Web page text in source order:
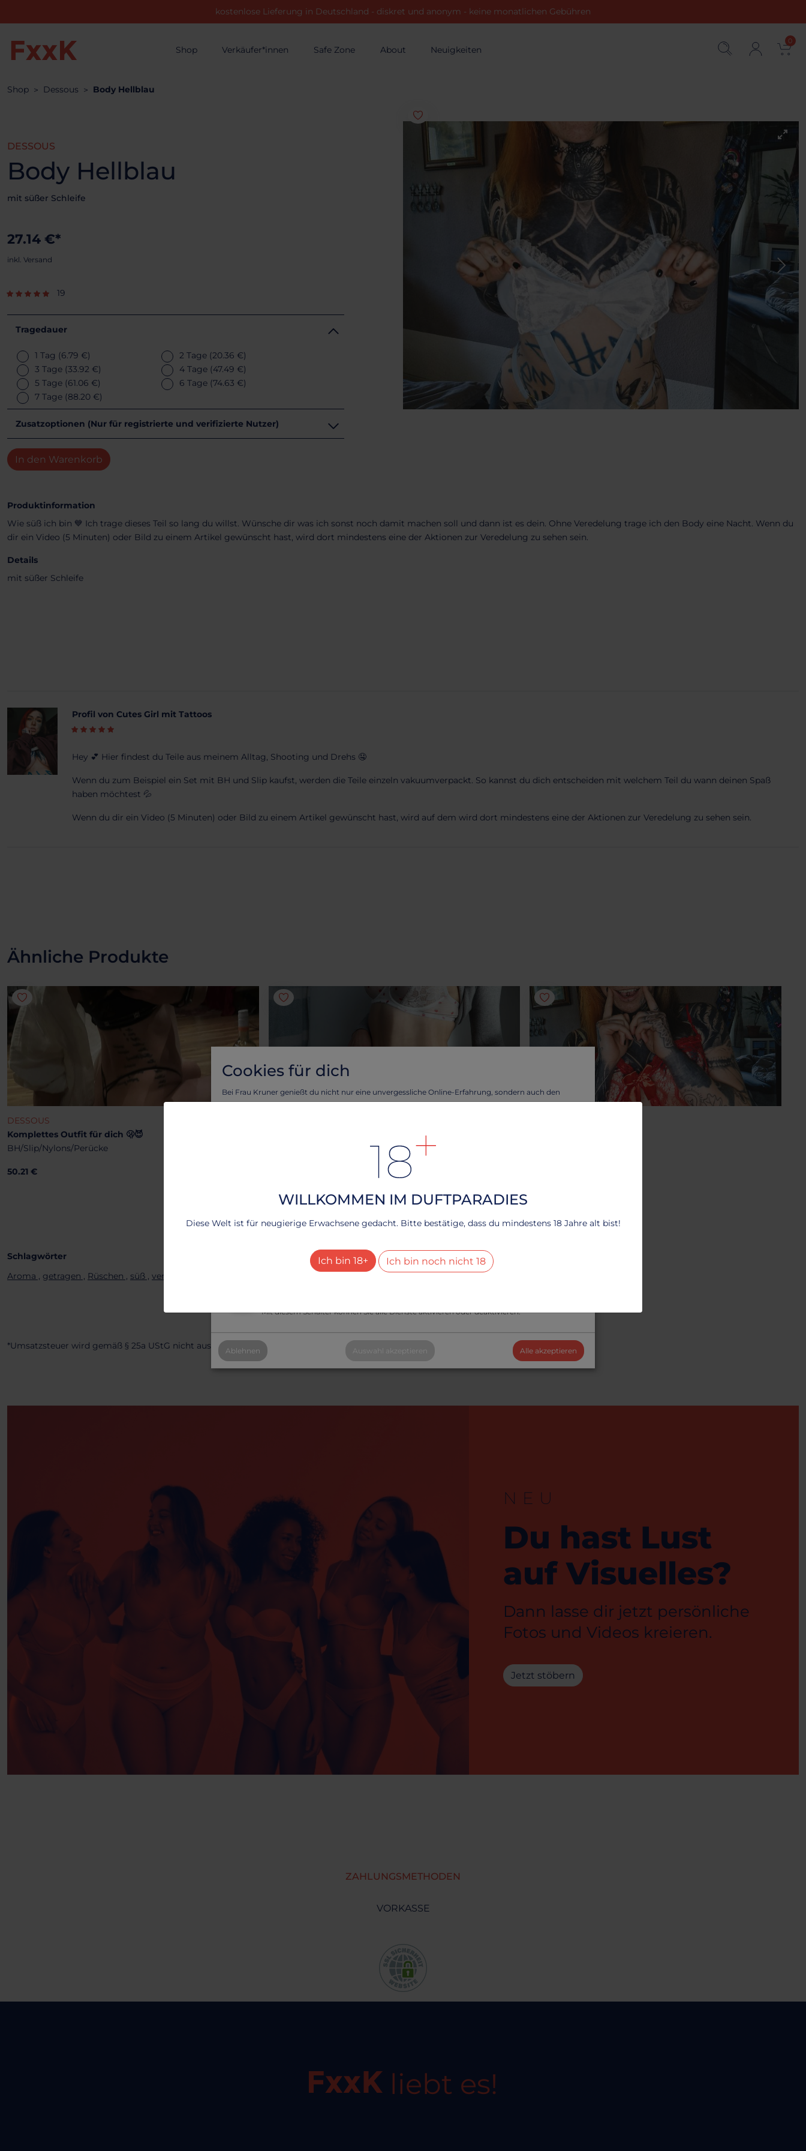
kostenlose Lieferung in Deutschland - diskret und anonym - keine monatlichen Gebühren
Shop Verkäufer*innen Safe Zone About Neuigkeiten
0
WILLKOMMEN IM DUFTPARADIES
Diese Welt ist für neugierige Erwachsene gedacht. Bitte bestätige, dass du mindestens 18 Jahre alt bist!
Ich bin 18+ Ich bin noch nicht 18
Shop Dessous Body Hellblau
DESSOUS
Body Hellblau
mit süßer Schleife
27.14 €*
inkl. Versand
19
Tragedauer
1 Tag (6.79 €) 2 Tage (20.36 €)
3 Tage (33.92 €) 4 Tage (47.49 €)
5 Tage (61.06 €) 6 Tage (74.63 €)
7 Tage (88.20 €)
Zusatzoptionen (Nur für registrierte und verifizierte Nutzer)
In den Warenkorb
Produktinformation
Wie süß ich bin 💙 Ich trage dieses Teil so lang du willst. Wünsche dir was ich sonst noch damit machen soll und dann ist es dein. Ohne Veredelung trage ich den Body eine Nacht. Wenn du
dir ein Video (5 Minuten) oder Bild zu einem Artikel gewünscht hast, wird dort mindestens eine der Aktionen zur Veredelung zu sehen sein.
Details
mit süßer Schleife
Profil von Cutes Girl mit Tattoos
Hey 💕 Hier findest du Teile aus meinem Alltag, Shooting und Drehs 🤤
Wenn du zum Beispiel ein Set mit BH und Slip kaufst, werden die Teile einzeln vakuumverpackt. So kannst du dich entscheiden mit welchem Teil du wann deinen Spaß
haben möchtest 💦
Wenn du dir ein Video (5 Minuten) oder Bild zu einem Artikel gewünscht hast, wird auf dem wird dort mindestens eine der Aktionen zur Veredelung zu sehen sein.
Ähnliche Produkte
DESSOUS
Komplettes Outfit für dich 🫢😈
BH/Slip/Nylons/Perücke
50.21 €
🍓-Traum KENNENLERNPREIS bei Tragetagen🤫
Nimm mich! Und ich entführe dich in ein heißes Abenteuer
Schlagwörter
Aroma , getragen , Rüschen , süß , verspielt
*Umsatzsteuer wird gemäß § 25a UStG nicht ausgewiesen.
NEU
Du hast Lust
auf Visuelles?
Dann lasse dir jetzt persönliche
Fotos und Videos kreieren.
Jetzt stöbern
ZAHLUNGSMETHODEN
VORKASSE
liebt es!
Cookies für dich
Bei Frau Kruner genießt du nicht nur eine unvergessliche Online-Erfahrung, sondern auch den
Lass dich von Frau Kruner verwöhnen und erlebe das Beste aus beiden Welten - eine
benutzerfreundliche Webseite durch köstliche Cookies!
Datenschutzerklärung
Besucher-Statistiken
Mit diesem Schalter können Sie alle Dienste aktivieren oder deaktivieren.
Ablehnen Auswahl akzeptieren Alle akzeptieren